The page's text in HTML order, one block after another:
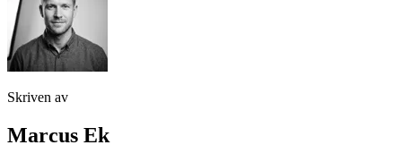
Skriven av
Marcus Ek